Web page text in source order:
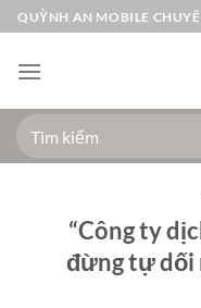
Bỏ
qua
nội
QUỲNH AN MOBILE
Tìm
kiếm:
“Công ty
đừng tự dối